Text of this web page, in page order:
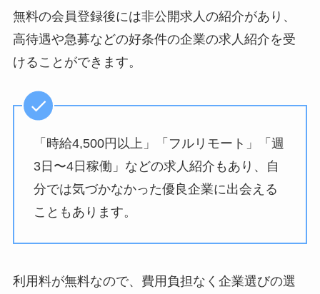
無料の会員登録後には非公開求人の紹介があり、
高待遇や急募などの好条件の企業の求人紹介を受
けることができます。
「時給4,500円以上」「フルリモート」「週
3日〜4日稼働」などの求人紹介もあり、自
分では気づかなかった優良企業に出会える
こともあります。
利用料が無料なので、費用負担なく企業選びの選